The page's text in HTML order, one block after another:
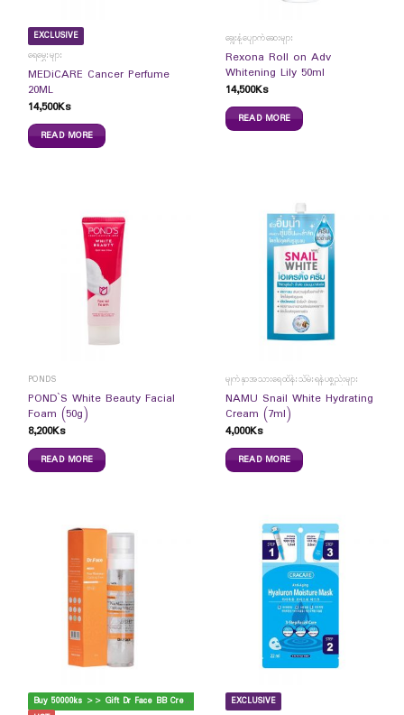
EXCLUSIVE
ရေမွှေးများ
MEDiCARE Cancer Perfume
20ML
14,500Ks
READ MORE
ချွေးနံ့ပျောက်ဆေးများ
Rexona Roll on Adv
Whitening Lily 50ml
14,500Ks
READ MORE
PONDS
POND`S White Beauty Facial
Foam (50g)
8,200Ks
READ MORE
မျက်နှာအသားရေထိန်းသိမ်းရန်ပစ္စည်းများ
NAMU Snail White Hydrating
Cream (7ml)
4,000Ks
READ MORE
B
uy 50000ks >> Gift Dr Face BB Cream
EXCLUSIVE